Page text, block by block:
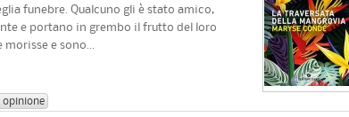
funebre. Qualcuno gli è stato amico,
e portano in grembo il frutto del loro
e sono...